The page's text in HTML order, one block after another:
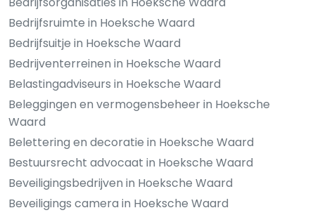
Bedrijfsruimte in Hoeksche Waard
Bedrijfsuitje in Hoeksche Waard
Bedrijventerreinen in Hoeksche Waard
Belastingadviseurs in Hoeksche Waard
Beleggingen en vermogensbeheer in Hoeksche
Waard
Belettering en decoratie in Hoeksche Waard
Bestuursrecht advocaat in Hoeksche Waard
Beveiligingsbedrijven in Hoeksche Waard
Beveiligings camera in Hoeksche Waard